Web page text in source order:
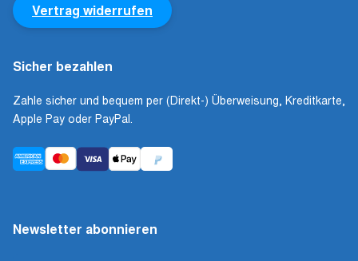
Vertrag widerrufen
Sicher bezahlen
Zahle sicher und bequem per (Direkt-) Überweisung, Kreditkarte,
Apple Pay oder PayPal.
Newsletter abonnieren